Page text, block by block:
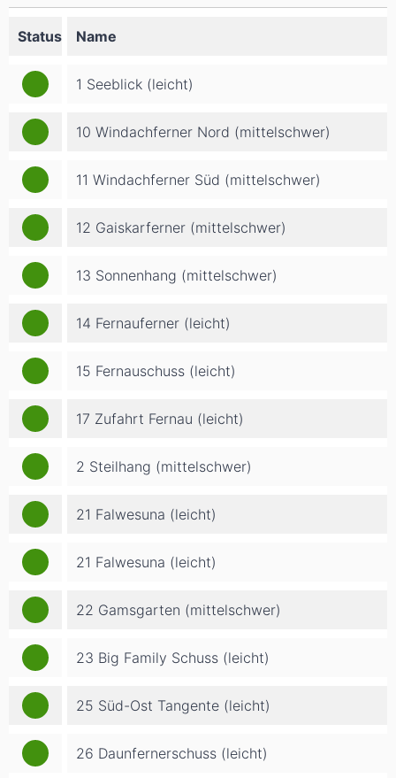
Status Name
1 Seeblick (leicht)
10 Windachferner Nord (mittelschwer)
11 Windachferner Süd (mittelschwer)
12 Gaiskarferner (mittelschwer)
13 Sonnenhang (mittelschwer)
14 Fernauferner (leicht)
15 Fernauschuss (leicht)
17 Zufahrt Fernau (leicht)
2 Steilhang (mittelschwer)
21 Falwesuna (leicht)
21 Falwesuna (leicht)
22 Gamsgarten (mittelschwer)
23 Big Family Schuss (leicht)
25 Süd-Ost Tangente (leicht)
26 Daunfernerschuss (leicht)